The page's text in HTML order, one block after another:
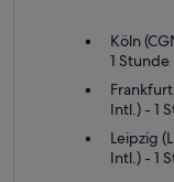
Köln
1
Intl.) - 1
Leipzig
Intl.) - 1